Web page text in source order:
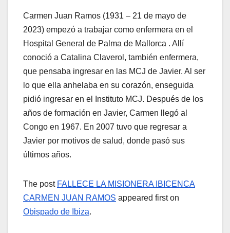
Carmen Juan Ramos (1931 – 21 de mayo de
2023) empezó a trabajar como enfermera en el
Hospital General de Palma de Mallorca . Allí
conoció a Catalina Claverol, también enfermera,
que pensaba ingresar en las MCJ de Javier. Al ser
lo que ella anhelaba en su corazón, enseguida
pidió ingresar en el Instituto MCJ. Después de los
años de formación en Javier, Carmen llegó al
Congo en 1967. En 2007 tuvo que regresar a
Javier por motivos de salud, donde pasó sus
últimos años.
The post FALLECE LA MISIONERA IBICENCA
CARMEN JUAN RAMOS appeared first on
Obispado de Ibiza.